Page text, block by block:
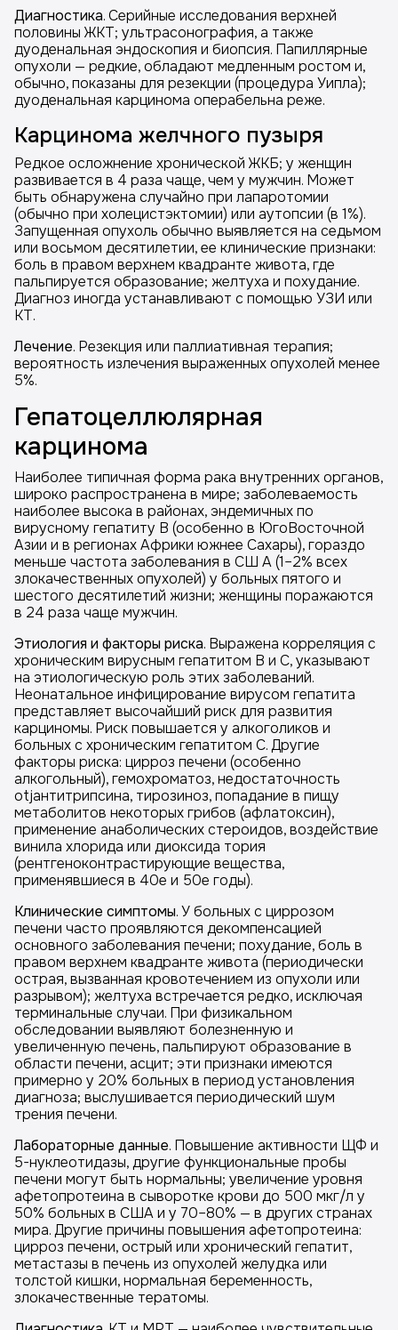
Диагностика. Серийные исследования верхней
половины ЖКТ; ультрасонография, а также
дуоденальная эндоскопия и биопсия. Папиллярные
опухоли — редкие, обладают медленным ростом и,
обычно, показаны для резекции (процедура Уипла);
дуоденальная карцинома операбельна реже.
Карцинома желчного пузыря
Редкое осложнение хронической ЖКБ; у женщин
развивается в 4 раза чаще, чем у мужчин. Может
быть обнаружена случайно при лапаротомии
(обычно при холецистэктомии) или аутопсии (в 1%).
Запущенная опухоль обычно выявляется на седьмом
или восьмом десятилетии, ее клинические признаки:
боль в правом верхнем квадранте живота, где
пальпируется образование; желтуха и похудание.
Диагноз иногда устанавливают с помощью УЗИ или
КТ.
Лечение. Резекция или паллиативная терапия;
вероятность излечения выраженных опухолей менее
5%.
Гепатоцеллюлярная
карцинома
Наиболее типичная форма рака внутренних органов,
широко распространена в мире; заболеваемость
наиболее высока в районах, эндемичных по
вирусному гепатиту В (особенно в ЮгоВосточной
Азии и в регионах Африки южнее Сахары), гораздо
меньше частота заболевания в СШ А (1–2% всех
злокачественных опухолей) у больных пятого и
шестого десятилетий жизни; женщины поражаются
в 24 раза чаще мужчин.
Этиология и факторы риска. Выражена корреляция с
хроническим вирусным гепатитом В и С, указывают
на этиологическую роль этих заболеваний.
Неонатальное инфицирование вирусом гепатита
представляет высочайший риск для развития
карциномы. Риск повышается у алкоголиков и
больных с хроническим гепатитом С. Другие
факторы риска: цирроз печени (особенно
алкогольный), гемохроматоз, недостаточность
otjантитрипсина, тирозиноз, попадание в пищу
метаболитов некоторых грибов (афлатоксин),
применение анаболических стероидов, воздействие
винила хлорида или диоксида тория
(рентгеноконтрастирующие вещества,
применявшиеся в 40е и 50е годы).
Клинические симптомы. У больных с циррозом
печени часто проявляются декомпенсацией
основного заболевания печени; похудание, боль в
правом верхнем квадранте живота (периодически
острая, вызванная кровотечением из опухоли или
разрывом); желтуха встречается редко, исключая
терминальные случаи. При физикальном
обследовании выявляют болезненную и
увеличенную печень, пальпируют образование в
области печени, асцит; эти признаки имеются
примерно у 20% больных в период установления
диагноза; выслушивается периодический шум
трения печени.
Лабораторные данные. Повышение активности ЩФ и
5-нуклеотидазы, другие функциональные пробы
печени могут быть нормальны; увеличение уровня
афетопротеина в сыворотке крови до 500 мкг/л у
50% больных в США и у 70–80% — в других странах
мира. Другие причины повышения афетопротеина:
цирроз печени, острый или хронический гепатит,
метастазы в печень из опухолей желудка или
толстой кишки, нормальная беременность,
злокачественные тератомы.